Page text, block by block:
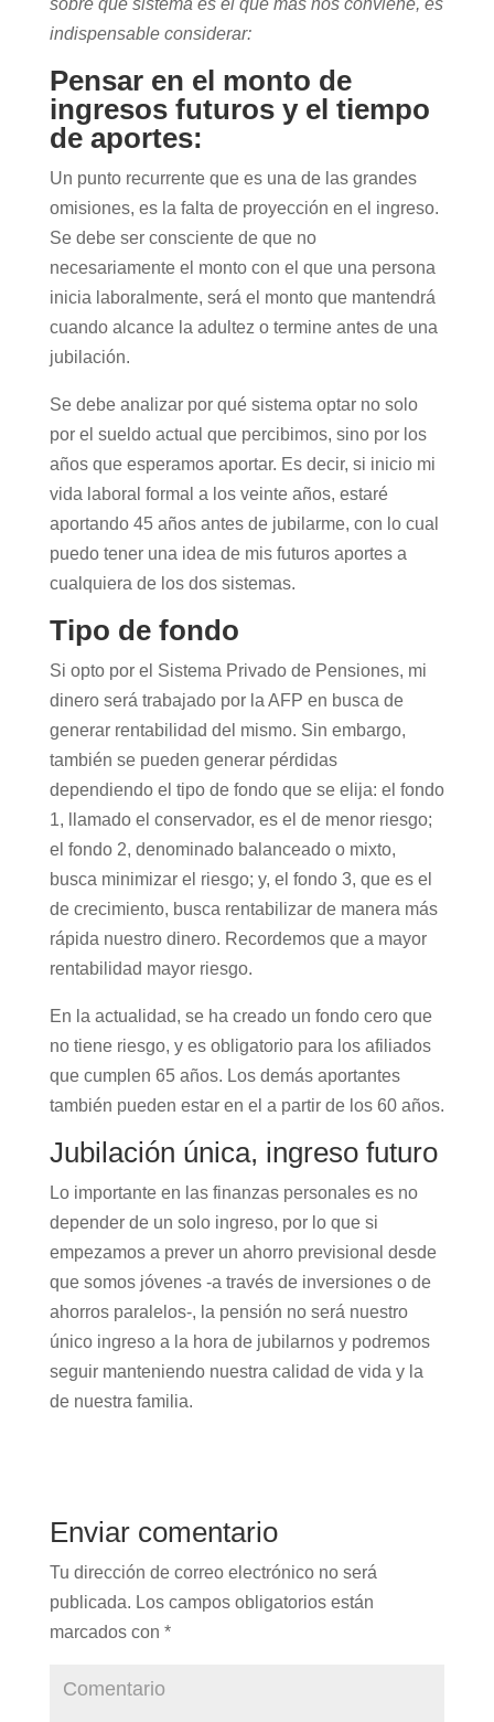
sobre qué sistema es el que más nos conviene, es
indispensable considerar:
Pensar en el monto de
ingresos futuros y el tiempo
de aportes:
Un punto recurrente que es una de las grandes
omisiones, es la falta de proyección en el ingreso.
Se debe ser consciente de que no
necesariamente el monto con el que una persona
inicia laboralmente, será el monto que mantendrá
cuando alcance la adultez o termine antes de una
jubilación.
Se debe analizar por qué sistema optar no solo
por el sueldo actual que percibimos, sino por los
años que esperamos aportar. Es decir, si inicio mi
vida laboral formal a los veinte años, estaré
aportando 45 años antes de jubilarme, con lo cual
puedo tener una idea de mis futuros aportes a
cualquiera de los dos sistemas.
Tipo de fondo
Si opto por el Sistema Privado de Pensiones, mi
dinero será trabajado por la AFP en busca de
generar rentabilidad del mismo. Sin embargo,
también se pueden generar pérdidas
dependiendo el tipo de fondo que se elija: el fondo
1, llamado el conservador, es el de menor riesgo;
el fondo 2, denominado balanceado o mixto,
busca minimizar el riesgo; y, el fondo 3, que es el
de crecimiento, busca rentabilizar de manera más
rápida nuestro dinero. Recordemos que a mayor
rentabilidad mayor riesgo.
En la actualidad, se ha creado un fondo cero que
no tiene riesgo, y es obligatorio para los afiliados
que cumplen 65 años. Los demás aportantes
también pueden estar en el a partir de los 60 años.
Jubilación única, ingreso futuro
Lo importante en las finanzas personales es no
depender de un solo ingreso, por lo que si
empezamos a prever un ahorro previsional desde
que somos jóvenes -a través de inversiones o de
ahorros paralelos-, la pensión no será nuestro
único ingreso a la hora de jubilarnos y podremos
seguir manteniendo nuestra calidad de vida y la
de nuestra familia.
Enviar comentario
Tu dirección de correo electrónico no será
publicada. Los campos obligatorios están
marcados con *